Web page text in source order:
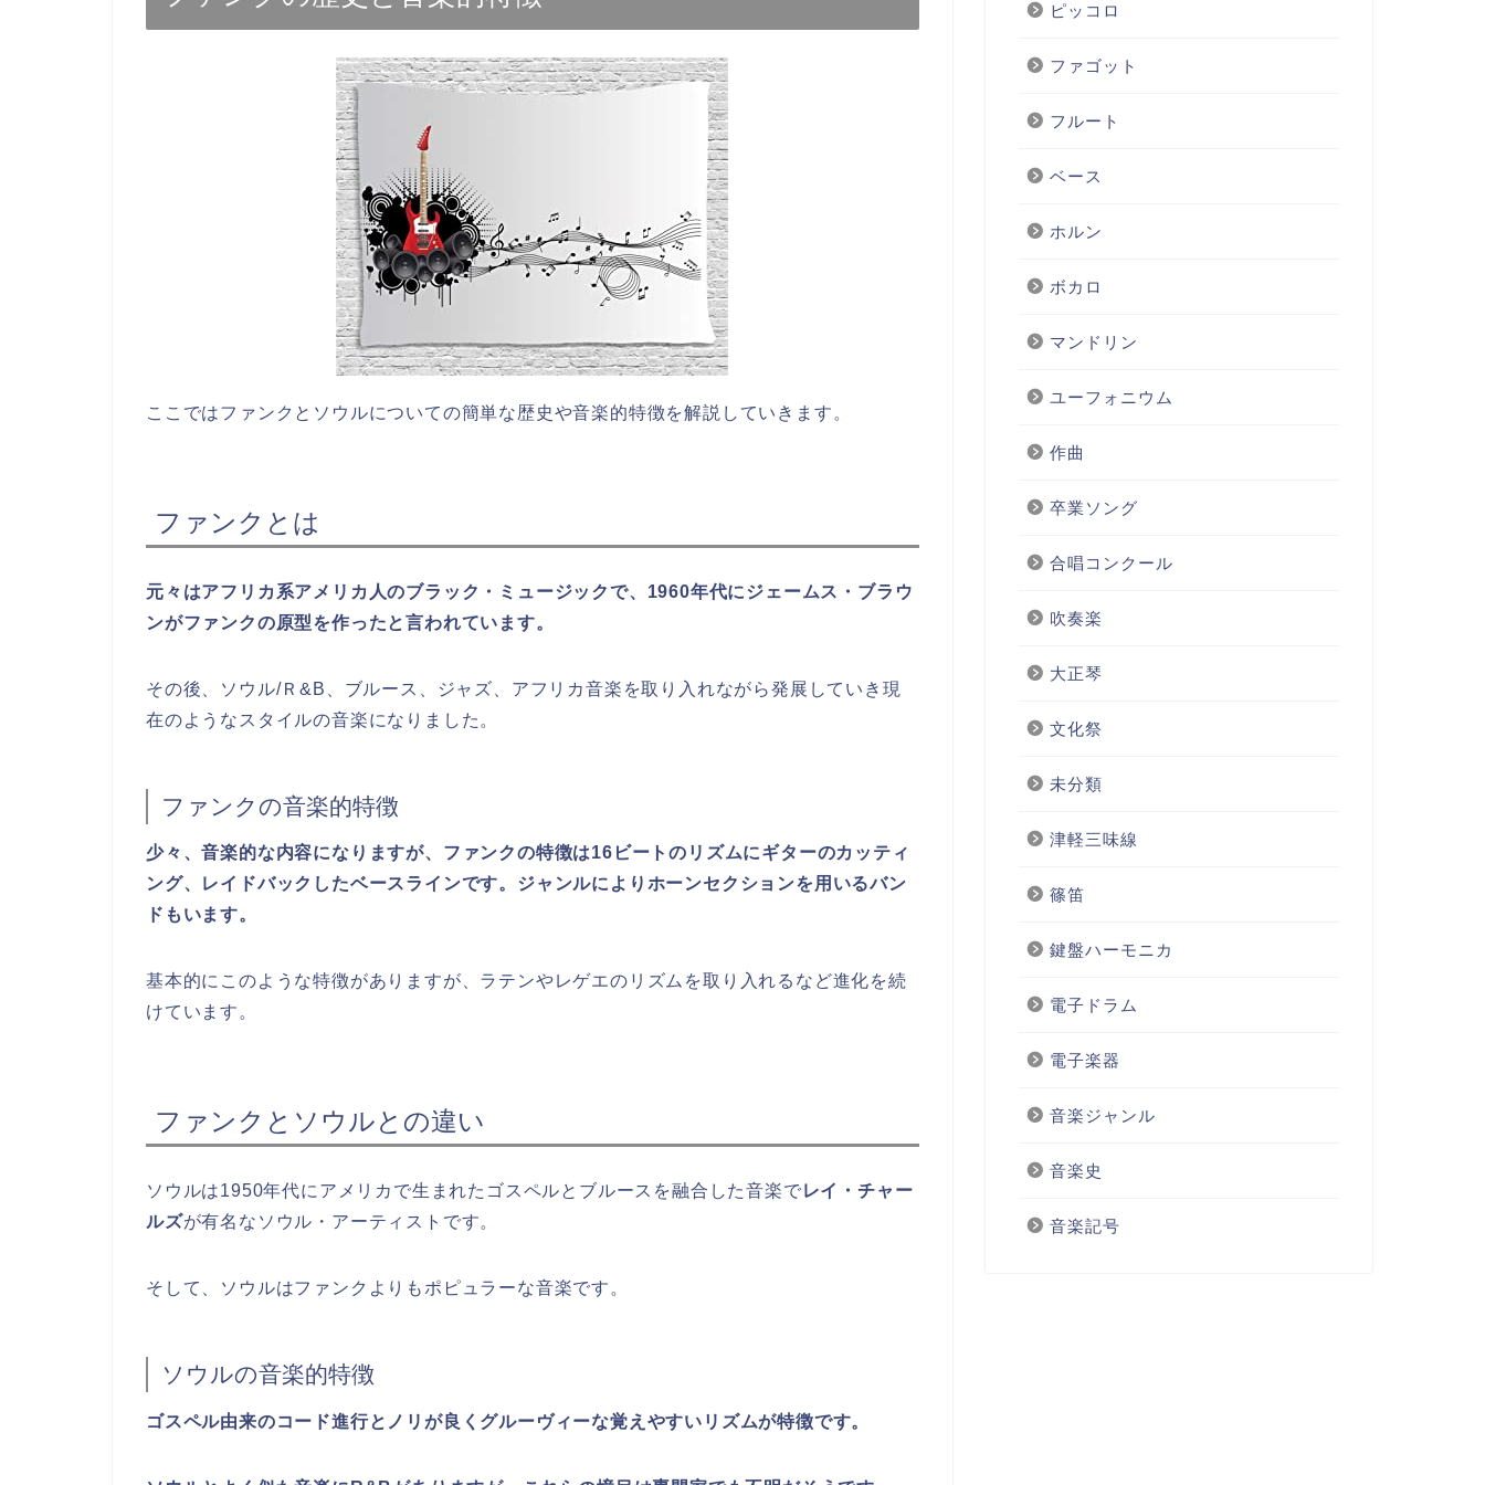
ここではファンクとソウルについての簡単な歴史や音楽的特徴を解説していきます。
ファンクとは
元々はアフリカ系アメリカ人のブラック・ミュージックで、1960年代にジェームス・ブラウ
ンがファンクの原型を作ったと言われています。
その後、ソウル/Ｒ&B、ブルース、ジャズ、アフリカ音楽を取り入れながら発展していき現
在のようなスタイルの音楽になりました。
ファンクの音楽的特徴
少々、音楽的な内容になりますが、ファンクの特徴は16ビートのリズムにギターのカッティ
ング、レイドバックしたベースラインです。ジャンルによりホーンセクションを用いるバン
ドもいます。
基本的にこのような特徴がありますが、ラテンやレゲエのリズムを取り入れるなど進化を続
けています。
ファンクとソウルとの違い
ソウルは1950年代にアメリカで生まれたゴスペルとブルースを融合した音楽でレイ・チャー
ルズが有名なソウル・アーティストです。
そして、ソウルはファンクよりもポピュラーな音楽です。
ソウルの音楽的特徴
ゴスペル由来のコード進行とノリが良くグルーヴィーな覚えやすいリズムが特徴です。
ピッコロ
ファゴット
フルート
ベース
ホルン
ボカロ
マンドリン
ユーフォニウム
作曲
卒業ソング
合唱コンクール
吹奏楽
大正琴
文化祭
未分類
津軽三味線
篠笛
鍵盤ハーモニカ
電子ドラム
電子楽器
音楽ジャンル
音楽史
音楽記号